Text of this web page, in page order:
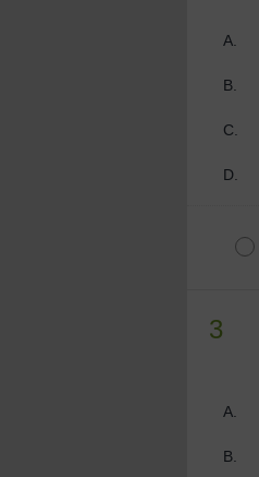
A.
B.
C.
D.
3
A.
B.